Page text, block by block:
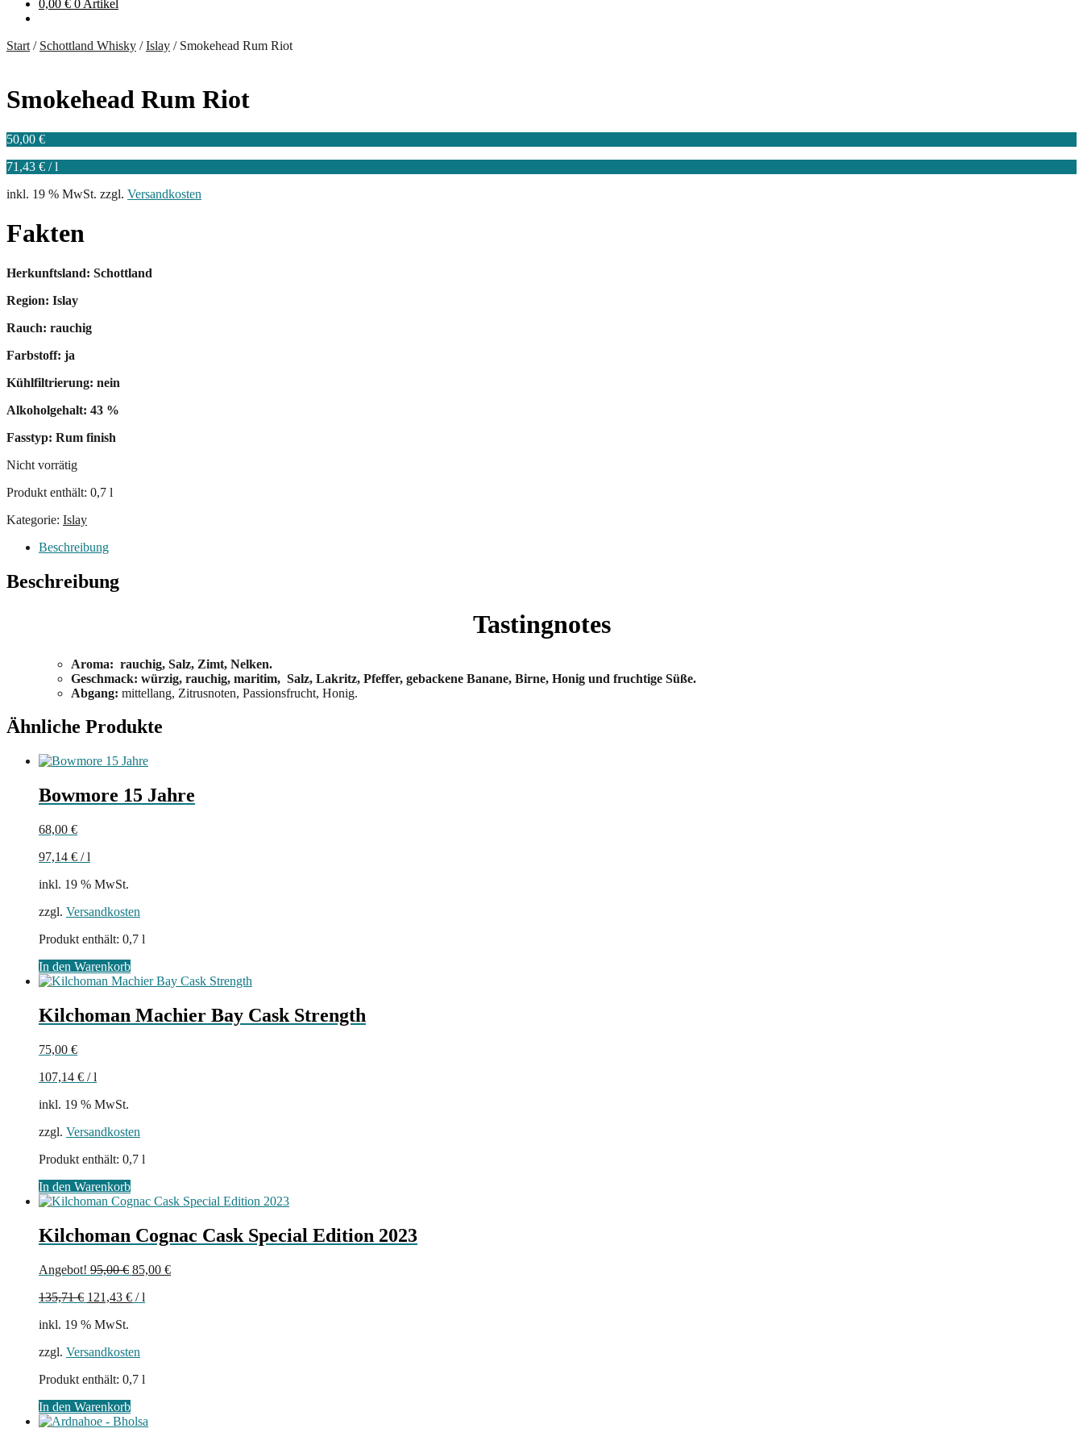
0,00 € 0 Artikel
Start / Schottland Whisky /Islay / Smokehead Rum Riot
Smokehead Rum Riot
50,00 €
71,43 € /l
inkl. 19 % MwSt. zzgl. Versandkosten
Fakten
Herkunftsland: Schottland
Region: Islay
Rauch: rauchig
Farbstoff: ja
Kühlfiltrierung: nein
Alkoholgehalt: 43 %
Fasstyp: Rum finish
Nicht vorrätig
Produkt enthält: 0,7 l
Kategorie: Islay
Beschreibung
Beschreibung
Tastingnotes
Aroma: rauchig, Salz, Zimt, Nelken.
Geschmack: würzig, rauchig, maritim, Salz, Lakritz, Pfeffer, gebackene Banane, Birne, Honig und fruchtige Süße.
Abgang: mittellang, Zitrusnoten, Passionsfrucht, Honig.
Ähnliche Produkte
Bowmore 15 Jahre
68,00 €
97,14 € /l
inkl. 19 % MwSt.
zzgl. Versandkosten
Produkt enthält: 0,7 l
In den Warenkorb
Kilchoman Machier Bay Cask Strength
75,00 €
107,14 € /l
inkl. 19 % MwSt.
zzgl. Versandkosten
Produkt enthält: 0,7 l
In den Warenkorb
Kilchoman Cognac Cask Special Edition 2023
Angebot! 95,00€ Ursprünglicher
war:
85,00 €Aktueller
135,71€ 121,43 € /l
inkl. 19 % MwSt.
zzgl. Versandkosten
Produkt enthält: 0,7 l
In den Warenkorb